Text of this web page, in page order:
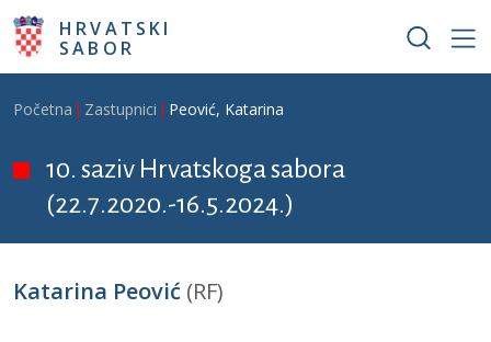
Skoči na glavni sadržaj
HRVATSKI
SABOR
Breadcrumb
Početna Zastupnici Peović, Katarina
10. saziv Hrvatskoga sabora
(22.7.2020.-16.5.2024.)
Katarina Peović (RF)